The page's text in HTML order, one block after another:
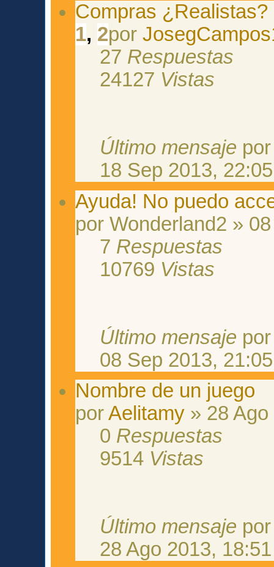
Compras ¿Realistas?
1, 2por
27 Respuestas
24127 Vistas
Último mensaje
18 Sep 2013, 22:05
Ayuda! No puedo
por Wonderland2 »
7 Respuestas
10769 Vistas
Último mensaje
08 Sep 2013, 21:05
Nombre de un juego
porAelitamy » 28
0 Respuestas
9514 Vistas
Último mensaje
28 Ago 2013, 18:51